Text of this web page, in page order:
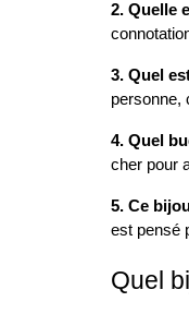
2. Quelle
3. Quel
personne,
4. Quel
cher pour
5. Ce
est pensé
Quel